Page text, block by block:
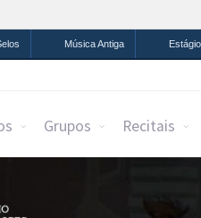
Acesso à informação
Música Antiga
Grupos Recitais